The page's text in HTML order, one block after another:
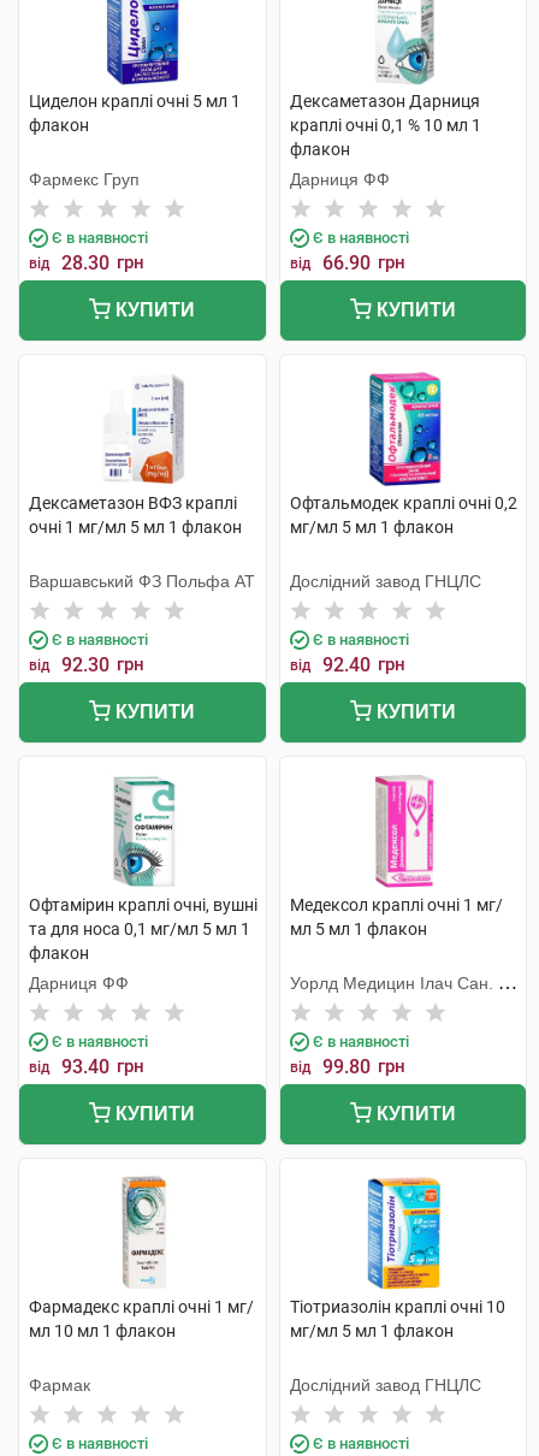
Циделон краплі очні 5 мл 1
флакон
Фармекс Груп
Є в наявності
від 28.30 грн
КУПИТИ
Дексаметазон Дарниця
краплі очні 0,1 % 10 мл 1
флакон
Дарниця ФФ
Є в наявності
від 66.90 грн
КУПИТИ
Дексаметазон ВФЗ краплі
очні 1 мг/мл 5 мл 1 флакон
Варшавський ФЗ Польфа АТ
Є в наявності
від 92.30 грн
КУПИТИ
Офтальмодек краплі очні 0,2
мг/мл 5 мл 1 флакон
Дослідний завод ГНЦЛС
Є в наявності
від 92.40 грн
КУПИТИ
Офтамірин краплі очні, вушні
та для носа 0,1 мг/мл 5 мл 1
флакон
Дарниця ФФ
Є в наявності
від 93.40 грн
КУПИТИ
Медексол краплі очні 1 мг/
мл 5 мл 1 флакон
Уорлд Медицин Ілач Сан. Ве
Тідж
Є в наявності
від 99.80 грн
КУПИТИ
Фармадекс краплі очні 1 мг/
мл 10 мл 1 флакон
Фармак
Є в наявності
Тіотриазолін краплі очні 10
мг/мл 5 мл 1 флакон
Дослідний завод ГНЦЛС
Є в наявності